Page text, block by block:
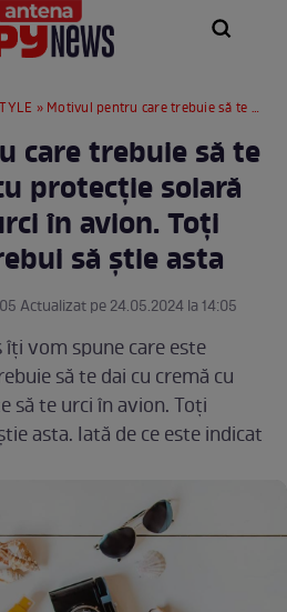
» Motivul pentru care trebuie să te dai cu cremă cu protecţie solară înainte să te urci în avion. Toți pasagerii ar trebui să știe asta
care trebuie să te
protecţie solară
în avion. Toți
să știe asta
Actualizat pe 24.05.2024 la 14:05
vom spune care este
să te dai cu cremă cu
să te urci în avion. Toți
asta. Iată de ce este indicat